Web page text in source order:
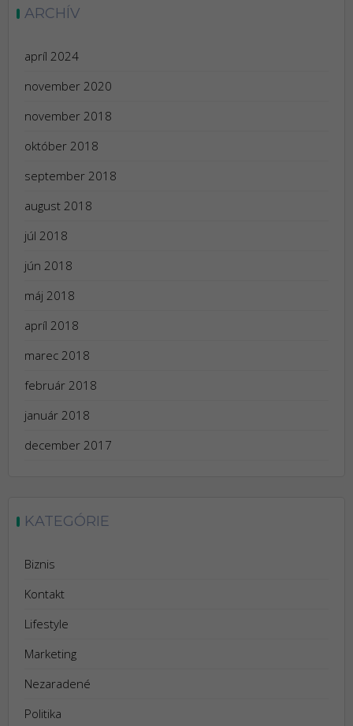
ARCHÍV
apríl 2024
november 2020
november 2018
október 2018
september 2018
august 2018
júl 2018
jún 2018
máj 2018
apríl 2018
marec 2018
február 2018
január 2018
december 2017
KATEGÓRIE
Biznis
Kontakt
Lifestyle
Marketing
Nezaradené
Politika